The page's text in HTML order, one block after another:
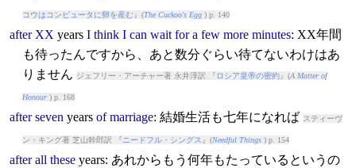
コウはコンピュータに卵を産む』(The Cuckoo's Egg) p. 140
after XX years I think I can wait for a few more minutes: XX年間
も待ったんですから、あと数分ぐらい待てないわけはあ
りません ジェフリー・アーチャー著 永井淳訳 『 ロシア皇帝の密約』(A Matter of
Honour) p. 168
after seven years of marriage: 結婚生活も七年になれば スティーヴ
ン・キング著 芝山幹郎訳 『 ニードフル・シングス 』(Needful Things) p. 154
after all these years: あれからもう何年もたっているというの